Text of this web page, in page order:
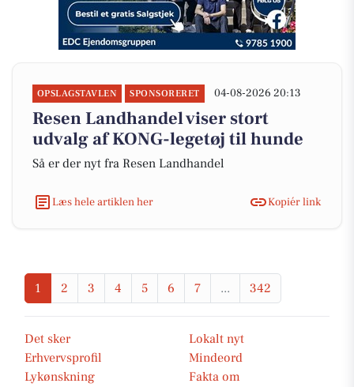
OPSLAGSTAVLEN SPONSORERET 04-08-2026 20:13
Resen Landhandel viser stort
udvalg af KONG-legetøj til hunde
Så er der nyt fra Resen Landhandel
Læs hele artiklen her Kopiér link
1 2 3 4 5 6 7 ... 342
Det sker
Lokalt nyt
Erhvervsprofil
Mindeord
Lykønskning
Fakta om